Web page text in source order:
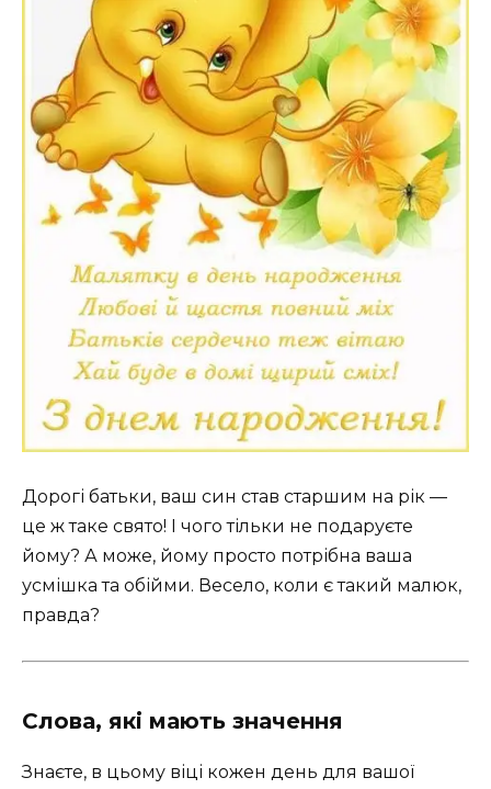
Дорогі батьки, ваш син став старшим на рік —
це ж таке свято! І чого тільки не подаруєте
йому? А може, йому просто потрібна ваша
усмішка та обійми. Весело, коли є такий малюк,
правда?
Слова, які мають значення
Знаєте, в цьому віці кожен день для вашої